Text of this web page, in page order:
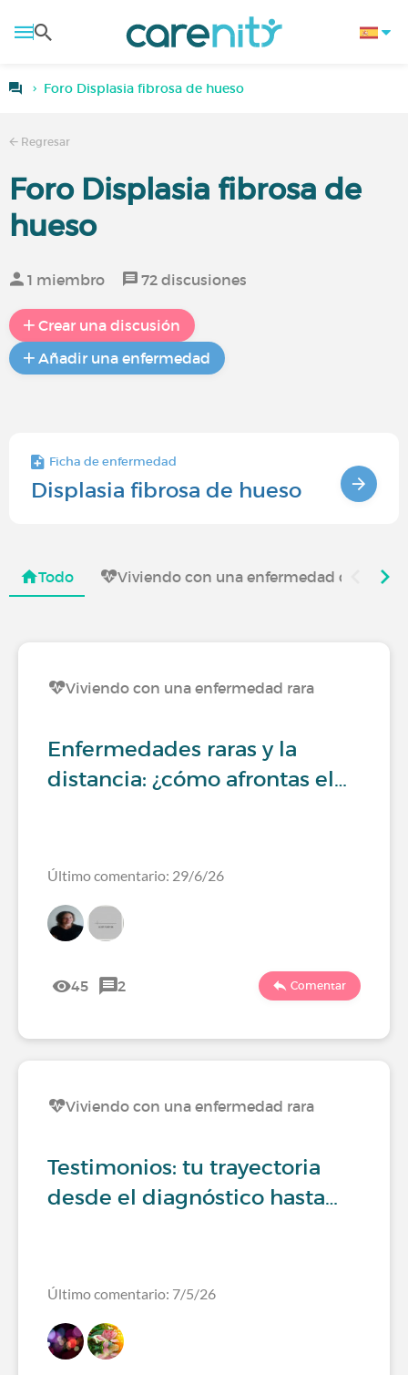
Foro Displasia fibrosa de hueso
Regresar
Foro Displasia fibrosa de
hueso
1 miembro 72 discusiones
Crear una discusión
Añadir una enfermedad
Ficha de enfermedad
Displasia fibrosa de hueso
Todo Viviendo con una enfermedad que
Viviendo con una enfermedad rara
Enfermedades raras y la
distancia: ¿cómo afrontas el…
Último comentario: 29/6/26
45 2 Comentar
Viviendo con una enfermedad rara
Testimonios: tu trayectoria
desde el diagnóstico hasta…
Último comentario: 7/5/26